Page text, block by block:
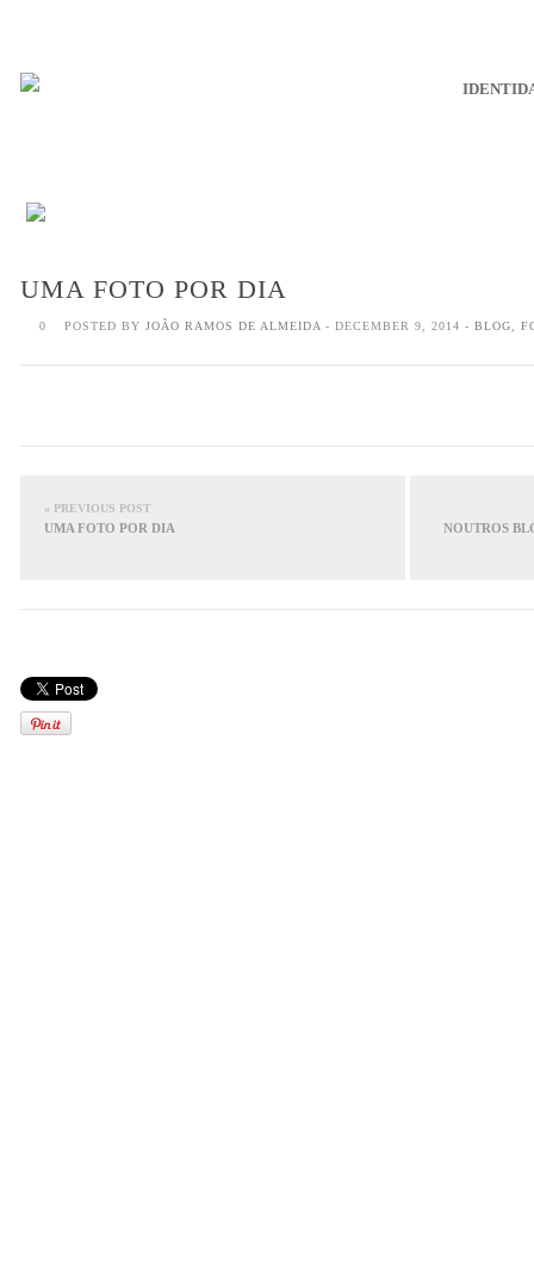
UMA FOTO POR DIA
0 POSTED BY JOÃO RAMOS DE ALMEIDA - DECEMBER 9, 2014 - BLOG
« PREVIOUS POST
UMA FOTO POR DIA NOUTROS